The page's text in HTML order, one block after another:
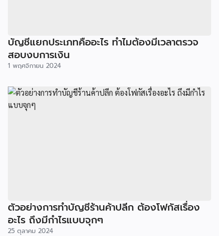
บัญชีแยกประเภทคืออะไร ทำไมต้องมีเวลาตรวจ
สอบงบการเงิน
1 พฤศจิกายน 2024
ตัวอย่างการทำบัญชีร้านค้าปลีก ต้องโฟกัสเรื่อง
อะไร ถึงมีกำไรแบบจุกๆ
25 ตุลาคม 2024